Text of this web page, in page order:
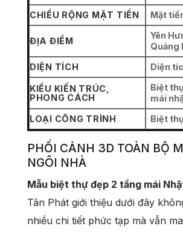
CHIỀU RỘNG MẶT TIỀN
Mặt
ĐỊA ĐIỂM
Yên
Quảng
DIỆN TÍCH
Diện
KIỂU KIẾN TRÚC,
PHONG CÁCH
Biệt
mái
LOẠI CÔNG TRÌNH
Biệt
PHỐI CẢNH 3D TOÀN BỘ
NGÔI NHÀ
Mẫu biệt thự đẹp 2 tầng mái
Tân Phát giới thiệu dưới đây
nhiều chi tiết phức tạp mà vẫn